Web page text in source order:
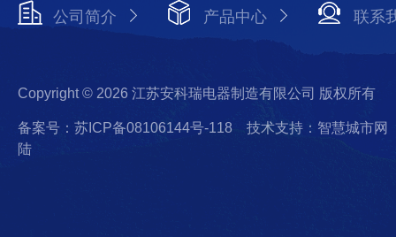
公司简介 产品中心 联系
Copyright © 2026 江苏安科瑞电器制造有限公司 版权所有
备案号：苏ICP备08106144号-118
技术支持：智慧城市网
陆